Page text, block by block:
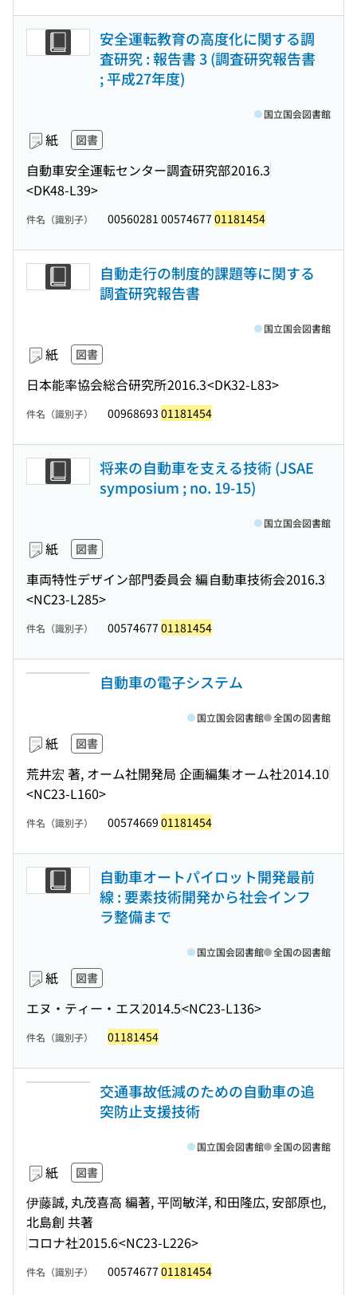
安全運転教育の高度化に関する調
査研究 : 報告書 3 (調査研究報告書
; 平成27年度)
紙 図書
自動車安全運転センター調査研究部2016.3
<DK48-L39>
国立国会図書館
件名（識別子） 00560281 00574677 01181454
自動走行の制度的課題等に関する
調査研究報告書
紙 図書
日本能率協会総合研究所2016.3<DK32-L83>
国立国会図書館
件名（識別子） 00968693 01181454
将来の自動車を支える技術 (JSAE
symposium ; no. 19-15)
紙 図書
車両特性デザイン部門委員会 編自動車技術会2016.3
<NC23-L285>
国立国会図書館
件名（識別子） 00574677 01181454
自動車の電子システム
紙 図書
荒井宏 著, オーム社開発局 企画編集オーム社2014.10
<NC23-L160>
国立国会図書館 全国の図書館
件名（識別子） 00574669 01181454
自動車オートパイロット開発最前
線 : 要素技術開発から社会インフ
ラ整備まで
紙 図書
エヌ・ティー・エス2014.5<NC23-L136>
国立国会図書館 全国の図書館
件名（識別子） 01181454
交通事故低減のための自動車の追
突防止支援技術
紙 図書
伊藤誠, 丸茂喜高 編著, 平岡敏洋, 和田隆広, 安部原也,
北島創 共著
コロナ社2015.6<NC23-L226>
国立国会図書館 全国の図書館
件名（識別子） 00574677 01181454